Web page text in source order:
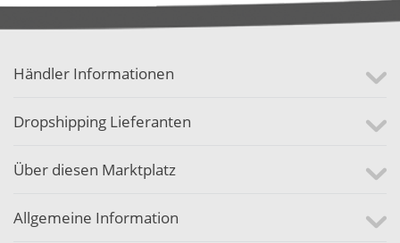
Händler Informationen
Dropshipping Lieferanten
Über diesen Marktplatz
Allgemeine Information